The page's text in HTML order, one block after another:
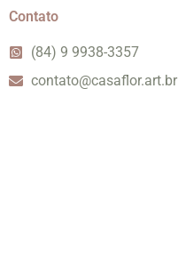
Contato
(84) 9 9938-3357
contato@casaflor.art.br